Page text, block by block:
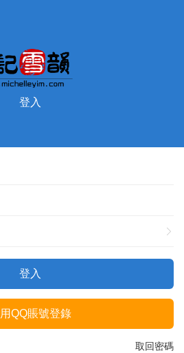
登入
登入
QQ賬號登錄
取回密碼